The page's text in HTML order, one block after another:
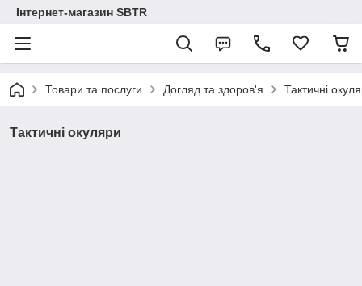
Інтернет-магазин SBTR
Товари та послуги Догляд та здоров'я Тактичні
Тактичні окуляри